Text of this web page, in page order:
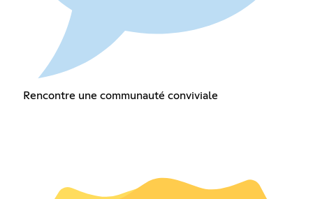
Rencontre une communauté conviviale